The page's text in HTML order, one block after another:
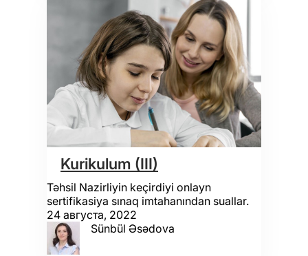
Kurikulum (III)
Təhsil Nazirliyin keçirdiyi onlayn
sertifikasiya sınaq imtahanından suallar.
24 августа, 2022
Sünbül Əsədova